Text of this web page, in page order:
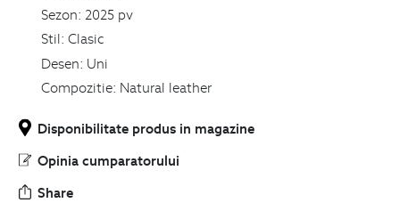
Sezon: 2025 pv
Stil: Clasic
Desen: Uni
Compozitie: Natural leather
Disponibilitate produs in magazine
Opinia cumparatorului
Share